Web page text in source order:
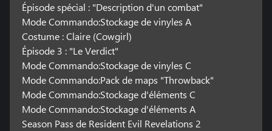
Épisode spécial : "Description d'un combat"
Mode Commando:Stockage de vinyles A
Costume : Claire (Cowgirl)
Épisode 3 : "Le Verdict"
Mode Commando:Stockage de vinyles C
Mode Commando:Pack de maps "Throwback"
Mode Commando:Stockage d'éléments C
Mode Commando:Stockage d'éléments A
Season Pass de Resident Evil Revelations 2